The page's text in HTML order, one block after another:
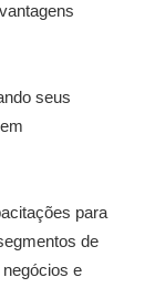
seus
para
de
e